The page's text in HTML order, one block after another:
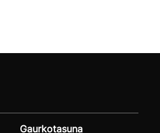
Gaurkotasuna